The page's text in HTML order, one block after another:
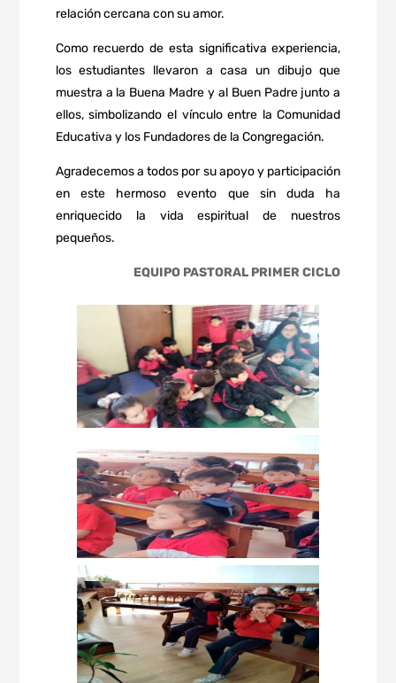
relación cercana con su amor.
Como recuerdo de esta significativa experiencia,
los estudiantes llevaron a casa un dibujo que
muestra a la Buena Madre y al Buen Padre junto a
ellos, simbolizando el vínculo entre la Comunidad
Educativa y los Fundadores de la Congregación.
Agradecemos a todos por su apoyo y participación
en este hermoso evento que sin duda ha
enriquecido la vida espiritual de nuestros
pequeños.
EQUIPO PASTORAL PRIMER CICLO